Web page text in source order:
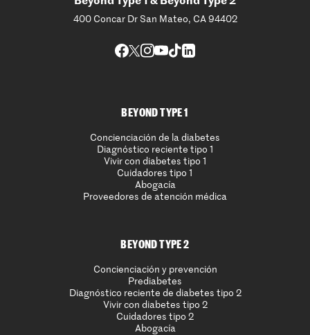
400 Concar Dr San Mateo, CA 94402
BEYOND TYPE 1
Concienciación de la diabetes
Diagnóstico reciente tipo 1
Vivir con diabetes tipo 1
Cuidadores tipo 1
Abogacía
Proveedores de atención médica
BEYOND TYPE 2
Concienciación y prevención
Prediabetes
Diagnóstico reciente de diabetes tipo 2
Vivir con diabetes tipo 2
Cuidadores tipo 2
Abogacía